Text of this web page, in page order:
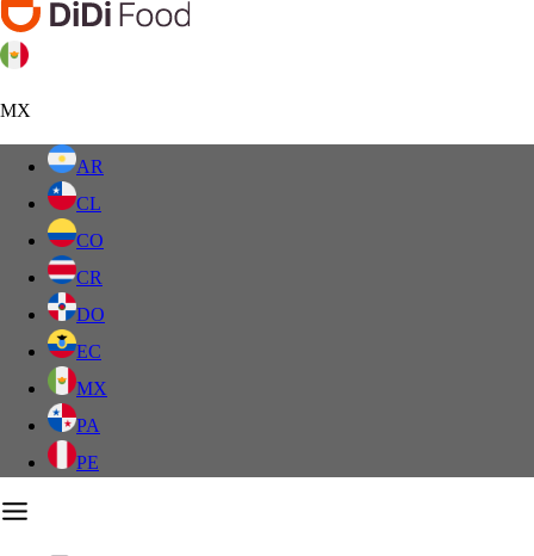
MX
AR
CL
CO
CR
DO
EC
MX
PA
PE